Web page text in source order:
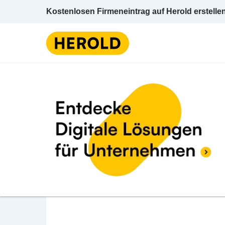
Kostenlosen Firmeneintrag auf Herold
BEWERTUNG ABGEBEN
Raiffeisenbank Perg
Bundesstraße 7/3 4341 Arbing Perg
Bank / Sparkasse